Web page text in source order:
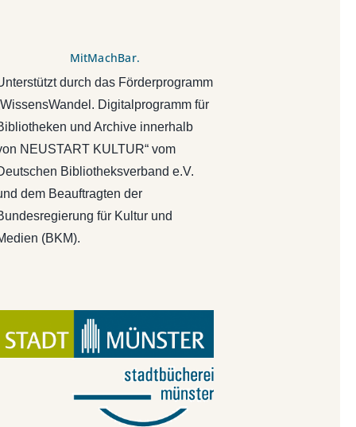
MitMachBar.
durch das Förderprogramm
Digitalprogramm für
und Archive innerhalb
NEUSTART KULTUR“ vom
Bibliotheksverband e.V.
dem Beauftragten der
für Kultur und
(BKM).